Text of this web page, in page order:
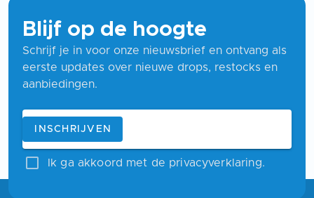
Blijf op de hoogte
Schrijf je in voor onze nieuwsbrief en ontvang als
eerste updates over nieuwe drops, restocks en
aanbiedingen.
Blijf op de hoogte
E-mailadres
INSCHRIJVEN
Ik ga akkoord met de privacyverklaring.